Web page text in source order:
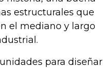
estructurales que
el mediano y largo
para diseñar